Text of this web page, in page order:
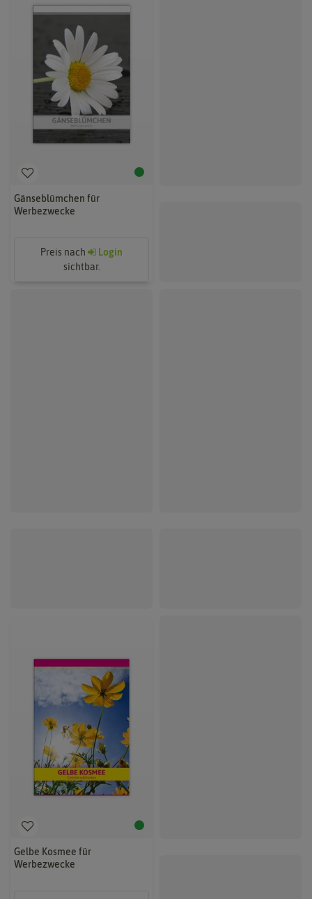
Gänseblümchen für
Werbezwecke
Preis nach
Login
sichtbar.
Gelbe Kosmee für
Werbezwecke